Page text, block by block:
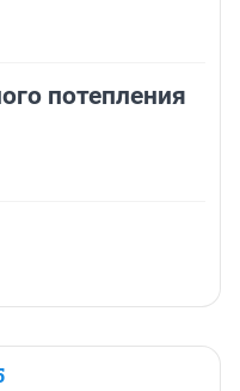
потепления